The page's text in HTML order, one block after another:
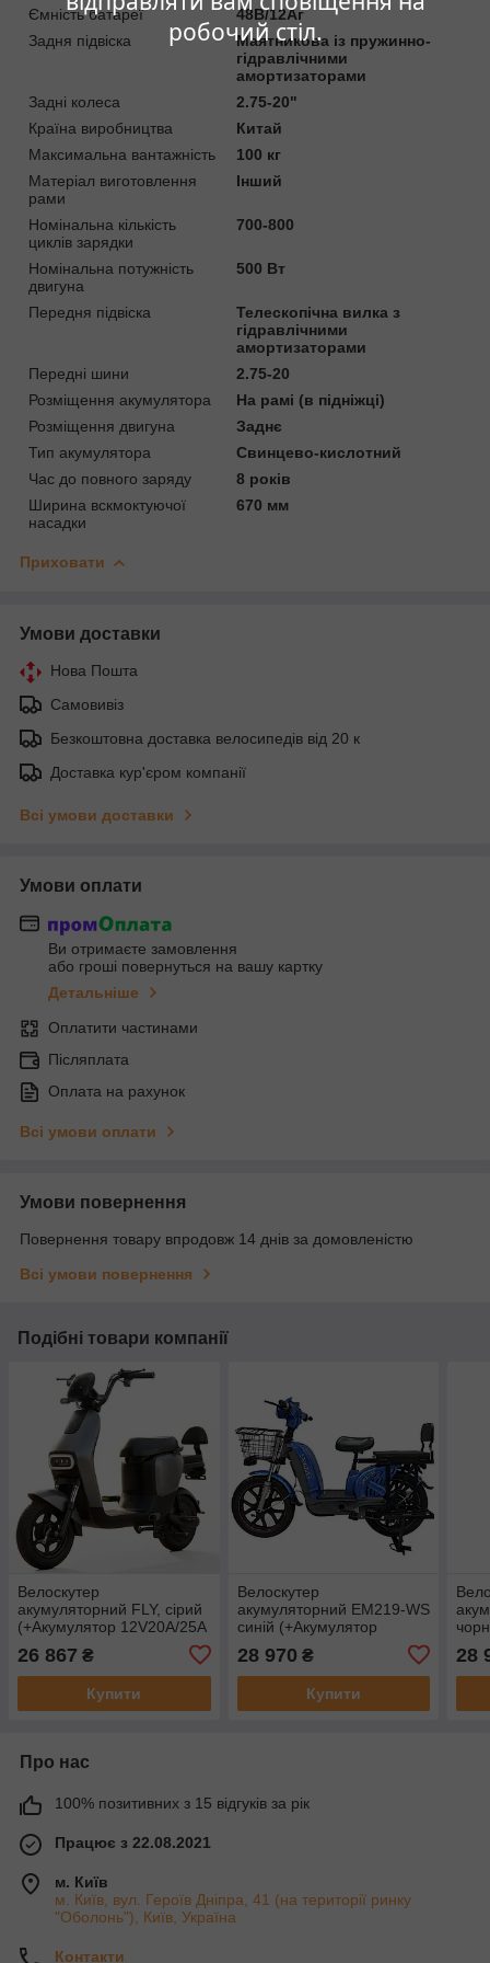
робочий стіл.
Ємність батареї
48В/12Аг
Задня підвіска
Маятникова із пружинно-
гідравлічними
амортизаторами
Задні колеса
2.75-20"
Країна виробництва
Китай
Максимальна вантажність
100 кг
Матеріал виготовлення
рами
Інший
Номінальна кількість
циклів зарядки
700-800
Номінальна потужність
двигуна
500 Вт
Передня підвіска
Телескопічна вилка з
гідравлічними
амортизаторами
Передні шини
2.75-20
Розміщення акумулятора
На рамі (в підніжці)
Розміщення двигуна
Заднє
Тип акумулятора
Свинцево-кислотний
Час до повного заряду
8 років
Ширина вскмоктуючої
насадки
670 мм
Приховати
Умови доставки
Нова Пошта
Самовивіз
Безкоштовна доставка велосипедів від 20 к
Доставка кур'єром компанії
Всі умови доставки
Умови оплати
Ви отримаєте замовлення
або гроші повернуться на вашу картку
Детальніше
Оплатити частинами
Післяплата
Оплата на рахунок
Всі умови оплати
Умови повернення
Повернення товару впродовж 14 днів за домовленістю
Всі умови повернення
Подібні товари компанії
Велоскутер
акумуляторний FLY, сірий
(+Акумулятор 12V20A/25А
26 867 ₴
Купити
Велоскутер
акумуляторний EM219-WS
синій (+Акумулятор
28 970 ₴
Купити
28
Про нас
100% позитивних з 15 відгуків за рік
Працює з 22.08.2021
м. Київ
м. Київ, вул. Героїв Дніпра, 41 (на території ринку
"Оболонь"), Київ, Україна
Контакти